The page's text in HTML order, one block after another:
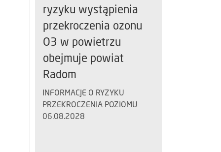
ryzyku wystąpienia
przekroczenia ozonu
O3 w powietrzu
obejmuje powiat
Radom
INFORMACJE O RYZYKU
PRZEKROCZENIA POZIOMU
06.08.2028